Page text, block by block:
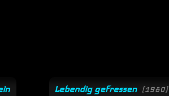
Lebendig gefressen [1980]